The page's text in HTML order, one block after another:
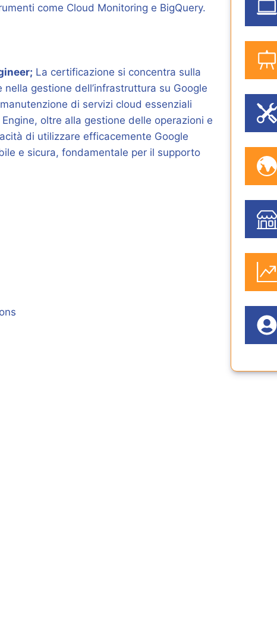
come Cloud Monitoring e BigQuery.
La certificazione si concentra sulla
gestione dell’infrastruttura su Google
di servizi cloud essenziali
oltre alla gestione delle operazioni e
di utilizzare efficacemente Google
e sicura, fondamentale per il supporto